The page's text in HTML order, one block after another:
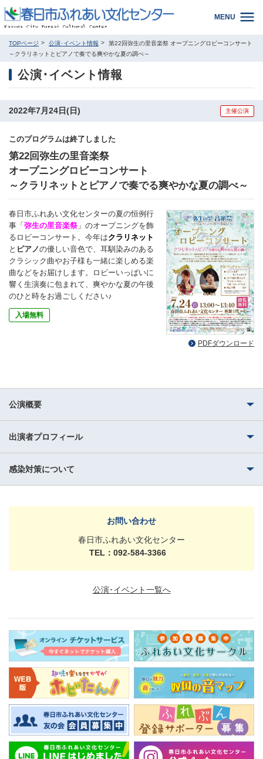
MENU
TOPページ 公演･イベント情報
第22回弥生の里音楽祭 オープニングロビーコンサート
～クラリネットとピアノで奏でる爽やかな夏の調べ～
公演･イベント情報
2022年7月24日(日) 主催公演
このプログラムは終了しました
第22回弥生の里音楽祭
オープニングロビーコンサート
～クラリネットとピアノで奏でる爽やかな夏の調べ～
春日市ふれあい文化センターの夏の恒例行
事「 弥生の里音楽祭 」のオープニングを飾
るロビーコンサート。今年はクラリネット
と ピアノの優しい音色で、耳馴染みのある
クラシック曲やお子様も一緒に楽しめる楽
曲などをお届けします。ロビーいっぱいに
響く生演奏に包まれて、爽やかな夏の午後
のひと時をお過ごしください♪
入場無料
PDFダウンロード
公演概要
出演者プロフィール
感染対策について
お問い合わせ
春日市ふれあい文化センター
TEL：092-584-3366
公演･イベント一覧へ